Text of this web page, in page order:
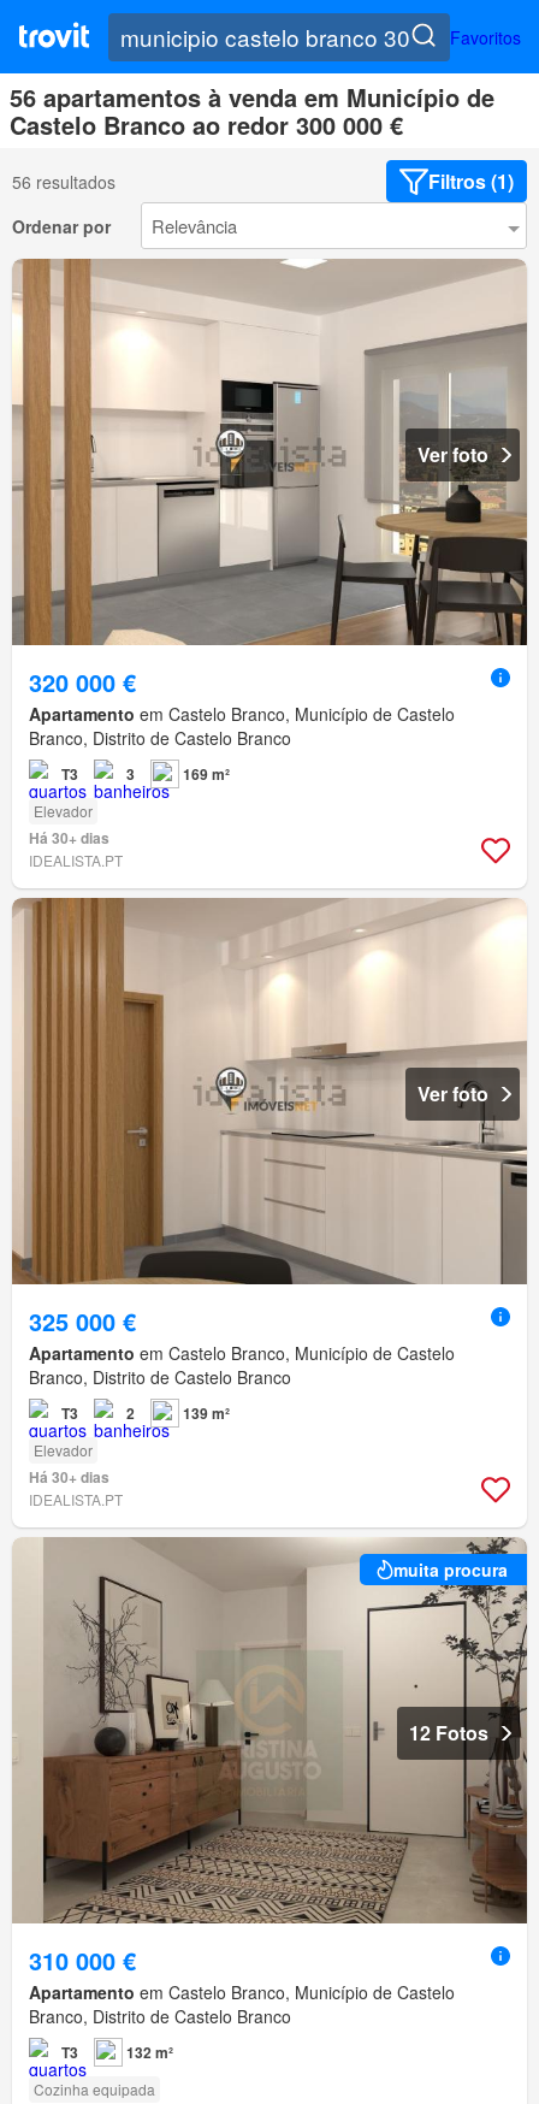
Favoritos
56 apartamentos à venda em Município de
Castelo Branco ao redor 300 000 €
56 resultados Filtros (1)
Ordenar por
Ver foto
320 000 €
Apartamento em Castelo Branco, Município de Castelo
Branco, Distrito de Castelo Branco
T3 3 169 m²
Elevador
Há 30+ dias
IDEALISTA.PT
Ver foto
325 000 €
Apartamento em Castelo Branco, Município de Castelo
Branco, Distrito de Castelo Branco
T3 2 139 m²
Elevador
Há 30+ dias
IDEALISTA.PT
muita procura
12 Fotos
310 000 €
Apartamento em Castelo Branco, Município de Castelo
Branco, Distrito de Castelo Branco
T3 132 m²
Cozinha equipada